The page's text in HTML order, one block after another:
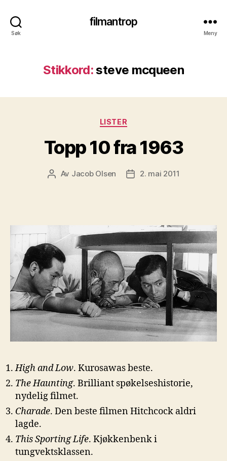
Søk
filmantrop
Meny
Stikkord:steve mcqueen
Kategorier
LISTER
Topp 10 fra 1963
Innleggsforfatter
Av Jacob Olsen Publiseringsdato
2. mai 2011
High and Low. Kurosawas beste.
The Haunting. Brilliant spøkelseshistorie,
nydelig filmet.
Charade. Den beste filmen Hitchcock aldri
lagde.
This Sporting Life. Kjøkkenbenk i
tungvektsklassen.